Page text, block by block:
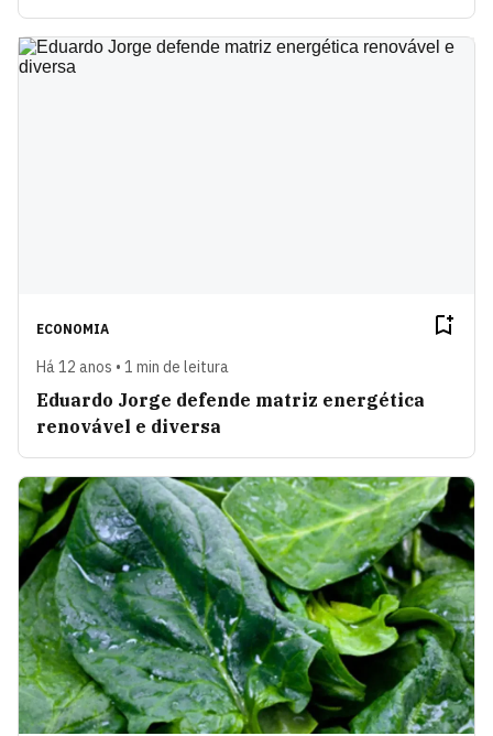
ECONOMIA
Há 12 anos • 1 min de leitura
Eduardo Jorge defende matriz energética
renovável e diversa